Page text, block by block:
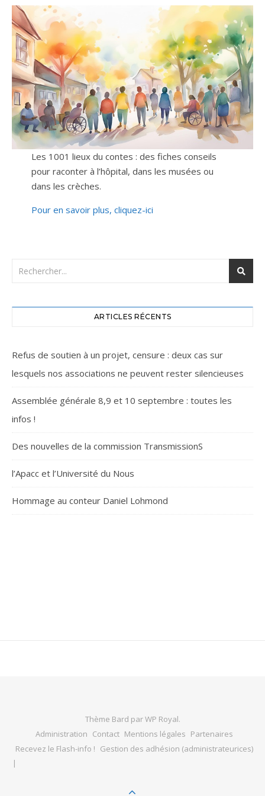
Les 1001 lieux du contes : des fiches conseils
pour raconter à l’hôpital, dans les musées ou
dans les crèches.
Pour en savoir plus, cliquez-ici
ARTICLES RÉCENTS
Refus de soutien à un projet, censure : deux cas sur
lesquels nos associations ne peuvent rester silencieuses
Assemblée générale 8,9 et 10 septembre : toutes les
infos !
Des nouvelles de la commission TransmissionS
l’Apacc et l’Université du Nous
Hommage au conteur Daniel Lohmond
Thème Bard parWP Royal.
Administration Contact Mentions légales Partenaires
Recevez le Flash-info ! Gestion des adhésion (administrateurices)